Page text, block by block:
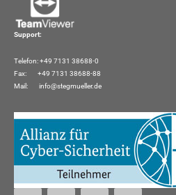
Support:
Telefon: +49 7131 38688-0
Fax: +49 7131 38688-88
Mail:
info@stegmueller.de